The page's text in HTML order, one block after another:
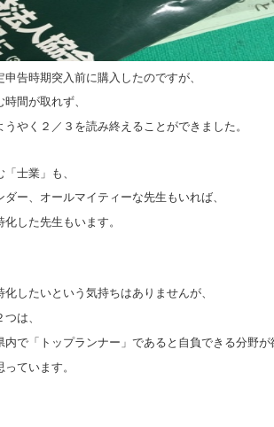
申告時期突入前に購入したのですが、
間が取れず、
うやく２／３を読み終えることができました。
士業」も、
ダー、オールマイティーな先生もいれば、
した先生もいます。
化したいという気持ちはありませんが、
は、
内で「トップランナー」であると自負できる分野が
ています。